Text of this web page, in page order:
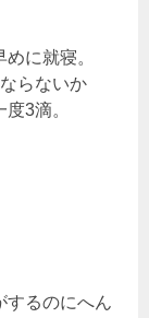
に就寝。
らないか
3滴。
するのにへん